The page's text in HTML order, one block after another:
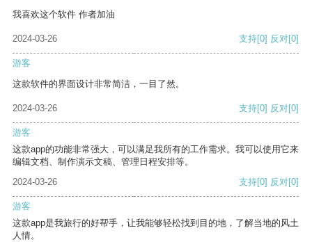
我喜欢这个软件 作者加油
2024-03-26 支持[0] 反对[0]
游客
这款软件的界面设计非常简洁，一目了然。
2024-03-26 支持[0] 反对[0]
游客
这款app的功能非常强大，可以满足我所有的工作需求。我可以使用它来
编辑文档、制作演示文稿、管理日程安排等。
2024-03-26
支持[0] 反对[0]
游客
这款app是我旅行的好帮手，让我能够轻松找到目的地，了解当地的风土
人情。